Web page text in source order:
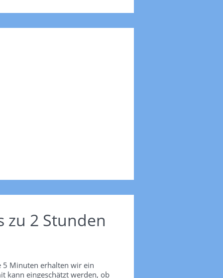
zu 2 Stunden
5 Minuten erhalten wir ein
kann eingeschätzt werden, ob